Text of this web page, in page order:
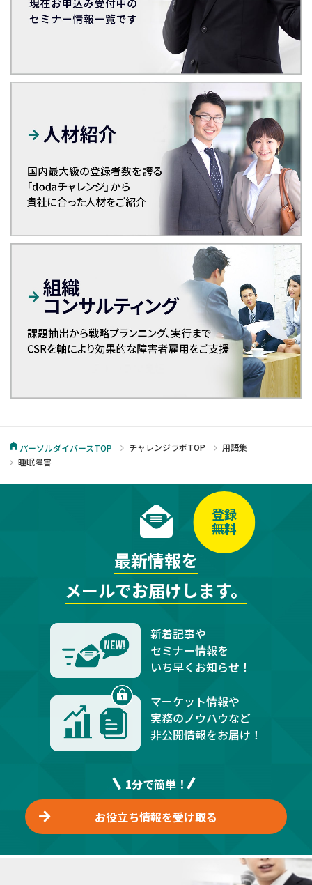
パーソルダイバースTOP チャレンジラボTOP
用語集
睡眠障害
最新情報を
メールでお届けします。
登録
無料
新着記事や
セミナー情報を
いち早くお知らせ！
マーケット情報や
実務のノウハウなど
非公開情報をお届け！
1分で簡単！
お役立ち情報を受け取る